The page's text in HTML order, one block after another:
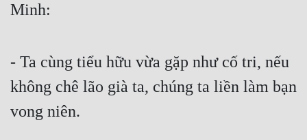
Minh:
- Ta cùng tiểu hữu vừa gặp như cố tri, nếu
không chê lão già ta, chúng ta liền làm bạn
vong niên.